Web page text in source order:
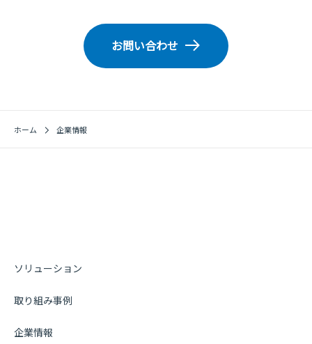
お問い合わせ
ホーム 企業情報
ソリューション
取り組み事例
企業情報